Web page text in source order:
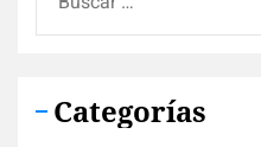
Categorías